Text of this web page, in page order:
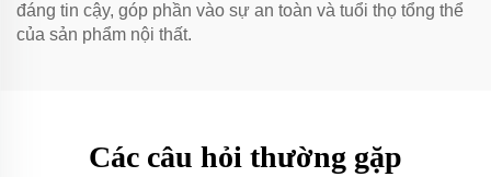
đáng tin cậy, góp phần vào sự an toàn và tuổi thọ tổng thể
của sản phẩm nội thất.
Các câu hỏi thường gặp